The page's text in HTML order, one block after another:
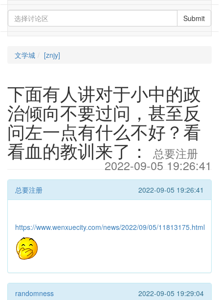
Submit
文学城 [znjy]
下面有人讲对于小中的政
治倾向不要过问，甚至反
问左一点有什么不好？看
看血的教训来了： 总要注册
2022-09-05 19:26:41
总要注册 2022-09-05 19:26:41
https://www.wenxuecity.com/news/2022/09/05/11813175.html
randomness 2022-09-05 19:29:04